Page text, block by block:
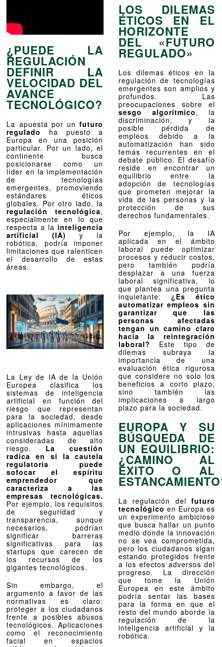
¿PUEDE LA
REGULACIÓN
DEFINIR LA
VELOCIDAD DEL
AVANCE
TECNOLÓGICO?
La apuesta por unfuturo
regulado
ha puesto a
Europa en una posición
particular. Por un lado, el
continente busca
posicionarse como un
líder en la implementación
de tecnologías
emergentes, promoviendo
estándares éticos
globales. Por otro lado, la
regulación tecnológica,
especialmente en lo que
respecta a la inteligencia
artificial (IA)
y la
robótica, podría imponer
limitaciones que ralenticen
el desarrollo de estas
áreas.
La Ley de IA de la Unión
Europea clasifica los
sistemas de inteligencia
artificial en función del
riesgo que representan
para la sociedad, desde
aplicaciones mínimamente
intrusivas hasta aquellas
consideradas de alto
riesgo. La cuestión
radica en si la cautela
regulatoria puede
sofocar el espíritu
emprendedor que
caracteriza a las
empresas tecnológicas.
Por ejemplo, los requisitos
de seguridad y
transparencia, aunque
necesarios, podrían
significar barreras
significativas para las
startups que carecen de
los recursos de los
gigantes tecnológicos.
Sin embargo, el
argumento a favor de las
normativas es claro:
proteger a los ciudadanos
frente a posibles abusos
tecnológicos. Aplicaciones
como el reconocimiento
facial en espacios
LOS DILEMAS
ÉTICOS EN EL
HORIZONTE
DEL «FUTURO
REGULADO»
Los dilemas éticos en la
regulación de tecnologías
emergentes son amplios y
profundos. Las
preocupaciones sobre el
sesgo algorítmico, la
discriminación, y la
posible pérdida de
empleos debido a la
automatización han sido
temas recurrentes en el
debate público. El desafío
reside en encontrar un
equilibrio entre la
adopción de tecnologías
que prometen mejorar la
vida de las personas y la
protección de sus
derechos fundamentales.
Por ejemplo, la IA
aplicada en el ámbito
laboral puede optimizar
procesos y reducir costos,
pero también podría
desplazar a una fuerza
laboral significativa, lo
que plantea una pregunta
inquietante: ¿Es ético
automatizar empleos sin
garantizar que las
personas afectadas
tengan un camino claro
hacia la reintegración
laboral? Este tipo de
dilemas subraya la
importancia de una
evaluación ética rigurosa
que considere no solo los
beneficios a corto plazo,
sino también las
implicaciones a largo
plazo para la sociedad.
EUROPA Y SU
BÚSQUEDA DE
UN EQUILIBRIO:
¿CAMINO AL
ÉXITO O AL
La regulación del futuro
tecnológico en Europa es
un experimento ambicioso
que busca hallar un punto
medio donde la innovación
no se vea comprometida,
pero los ciudadanos sigan
estando protegidos frente
a los efectos adversos del
progreso. La dirección
que tome la Unión
Europea en este ámbito
podría sentar las bases
para la forma en que el
resto del mundo aborde la
regulación de la
inteligencia artificial y la
robótica.